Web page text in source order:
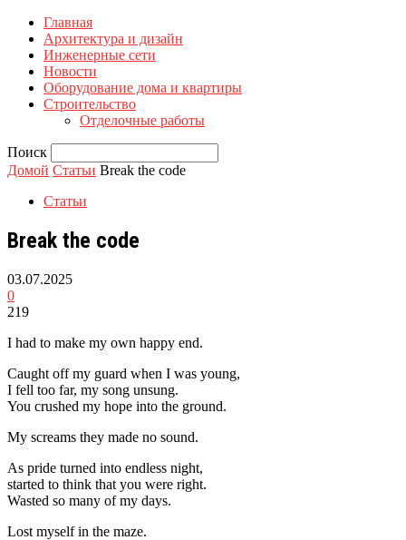
Главная
Архитектура и дизайн
Инженерные сети
Новости
Оборудование дома и квартиры
Строительство
Отделочные работы
Поиск
Домой Статьи Break the code
Статьи
Break the code
03.07.2025
0
219
I had to make my own happy end.
Caught off my guard when I was young,
I fell too far, my song unsung.
You crushed my hope into the ground.
My screams they made no sound.
As pride turned into endless night,
started to think that you were right.
Wasted so many of my days.
Lost myself in the maze.